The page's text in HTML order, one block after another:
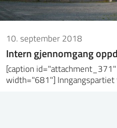
10. september 2018
Intern gjennomgang
[caption
width="681"]